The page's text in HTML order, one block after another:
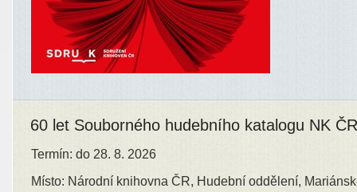
60 let Souborného hudebního katalogu NK ČR
Termín: do 28. 8. 2026
Místo: Národní knihovna ČR, Hudební oddělení,